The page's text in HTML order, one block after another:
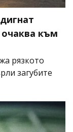
към
рязкото
загубите